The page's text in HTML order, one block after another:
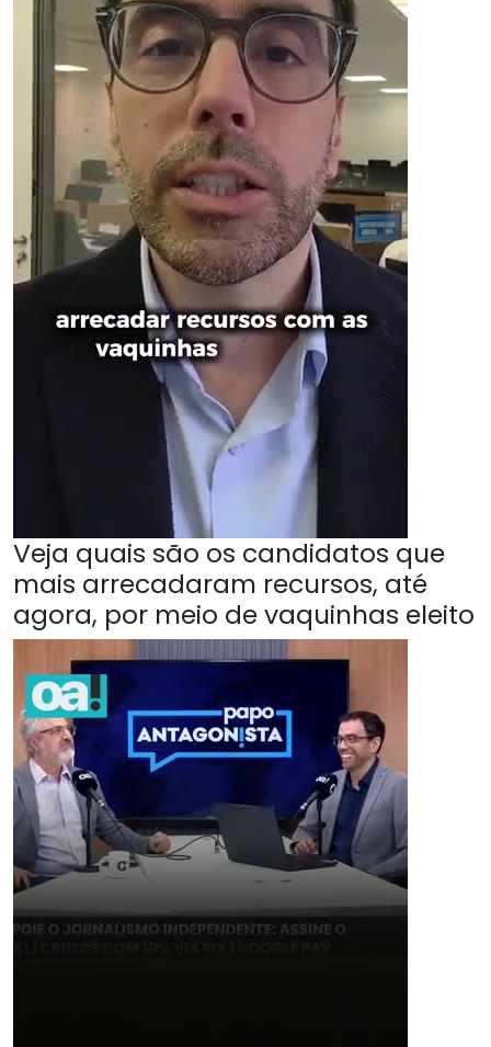
Veja quais são os candidatos que
mais arrecadaram recursos, até
agora, por meio de vaquinhas eleito